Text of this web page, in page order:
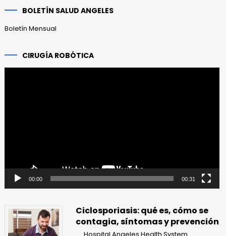
BOLETÍN SALUD ANGELES
Boletín Mensual
CIRUGÍA ROBÓTICA
00:00 00:31
Ciclosporiasis: qué es, cómo se
contagia, síntomas y prevención
Hospital Angeles Health System